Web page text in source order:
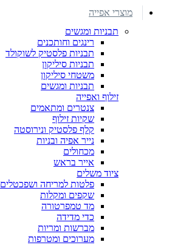
מוצרי אפייה
תבניות ומגשים
רינגים וחותכנים
תבניות פלסטיק לשוקולד
תבניות סיליקון
משטחי סיליקון
תבניות ומגשים
זילוף ואפייה
צנטרים ומתאמים
שקיות זילוף
קלף פלסטיק ונירוסטה
נייר אפיה ובניות
מכחולים
אייר בראש
ציוד משלים
פלטות למריחה ושפכטלים
שקפים ומקלות
מד טמפרטורה
כדי מדידה
מברשות ומריות
מערוכים ומטרפות